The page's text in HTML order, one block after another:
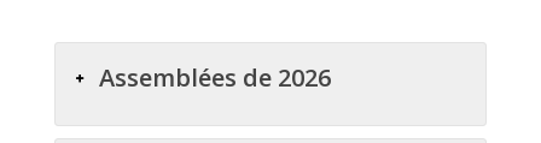
Assemblées de 2026